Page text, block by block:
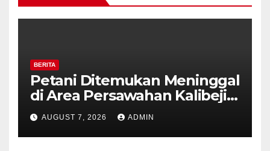
BERITA
Petani Ditemukan Meninggal
di Area Persawahan Kalibeji,
Polisi Pastikan Tidak Ada
Tanda Kekerasan
AUGUST 7, 2026 ADMIN